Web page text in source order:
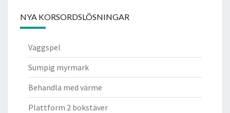
NYA KORSORDSLÖSNINGAR
Väggspel
Sumpig myrmark
Behandla med värme
Plattform 2 bokstäver